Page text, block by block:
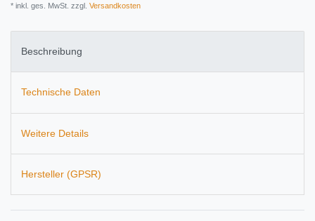
* inkl. ges. MwSt. zzgl. Versandkosten
Beschreibung
Technische Daten
Weitere Details
Hersteller (GPSR)